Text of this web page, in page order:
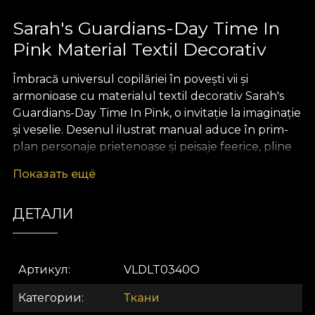
Sarah's Guardians-Day Time In
Pink Material Textil Decorativ
Îmbracă universul copilăriei în povești vii și
armonioase cu materialul textil decorativ Sarah's
Guardians-Day Time In Pink, o invitație la imaginație
și veselie. Desenul ilustrat manual aduce în prim-
plan personaje prietenoase și peisaje feerice, pline
într-o lume fermecată unde fiecare detaliu spune
jucăușe stimulează creativitatea celor mici și
creează o atmosferă caldă, protectivă, în care
Versatilitatea acestui material textil premium îl
recomandă pentru o multitudine de proiecte de
design interior dedicate copiilor: de la draperii
Показать ещё
ДЕТАЛИ
Артикул VLDLT0340O
Категории Ткани